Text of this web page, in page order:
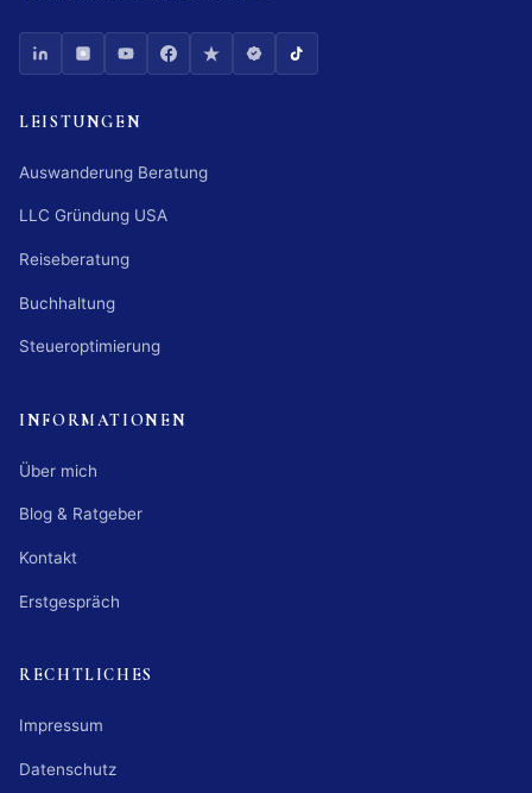
LEISTUNGEN
Auswanderung Beratung
LLC Gründung USA
Reiseberatung
Buchhaltung
Steueroptimierung
INFORMATIONEN
Über mich
Blog & Ratgeber
Kontakt
Erstgespräch
RECHTLICHES
Impressum
Datenschutz